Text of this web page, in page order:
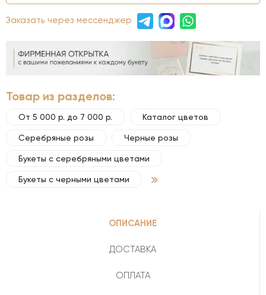
Заказать через мессенджер
Товар из разделов:
От 5 000 р. до 7 000 р. Каталог цветов
Серебряные розы Черные розы
Букеты с серебряными цветами
Букеты с черными цветами
ОПИСАНИЕ
ДОСТАВКА
ОПЛАТА